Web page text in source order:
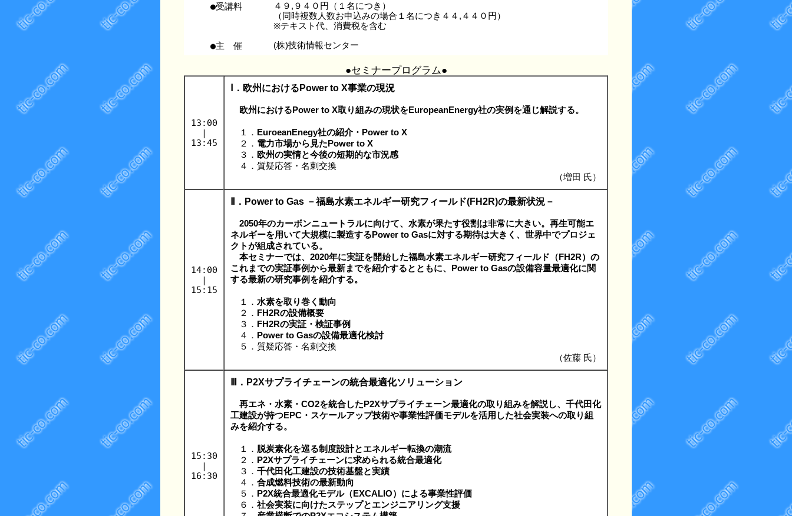
●受講料
４９,９４０円（１名につき）
（同時複数人数お申込みの場合１名につき４４,４４０円）
※テキスト代、消費税を含む
●主 催 (株)技術情報センター
●セミナープログラム●
13:00
|
13:45
Ⅰ．欧州におけるPower to X事業の現況
欧州におけるPower to X取り組みの現状をEuropeanEnergy社の実例を通じ解説する。
１． EuroeanEnegy社の紹介・Power to X
２． 電力市場から見たPower to X
３． 欧州の実情と今後の短期的な市況感
４．質疑応答・名刺交換
（増田 氏）
14:00
|
15:15
Ⅱ．Power to Gas －福島水素エネルギー研究フィールド(FH2R)の最新状況－
2050年のカーボンニュートラルに向けて、水素が果たす役割は非常に大きい。再生可能エ
ネルギーを用いて大規模に製造するPower to Gasに対する期待は大きく、世界中でプロジェ
クトが組成されている。
本セミナーでは、2020年に実証を開始した福島水素エネルギー研究フィールド（FH2R）の
これまでの実証事例から最新までを紹介するとともに、Power to Gasの設備容量最適化に関
する最新の研究事例を紹介する。
１． 水素を取り巻く動向
２． FH2Rの設備概要
３． FH2Rの実証・検証事例
４． Power to Gasの設備最適化検討
５．質疑応答・名刺交換
（佐藤 氏）
15:30
|
16:30
Ⅲ．P2Xサプライチェーンの統合最適化ソリューション
再エネ・水素・CO2を統合したP2Xサプライチェーン最適化の取り組みを解説し、千代田化
工建設が持つEPC・スケールアップ技術や事業性評価モデルを活用した社会実装への取り組
みを紹介する。
１． 脱炭素化を巡る制度設計とエネルギー転換の潮流
２． P2Xサプライチェーンに求められる統合最適化
３． 千代田化工建設の技術基盤と実績
４． 合成燃料技術の最新動向
５． P2X統合最適化モデル（EXCALIO）による事業性評価
６． 社会実装に向けたステップとエンジニアリング支援